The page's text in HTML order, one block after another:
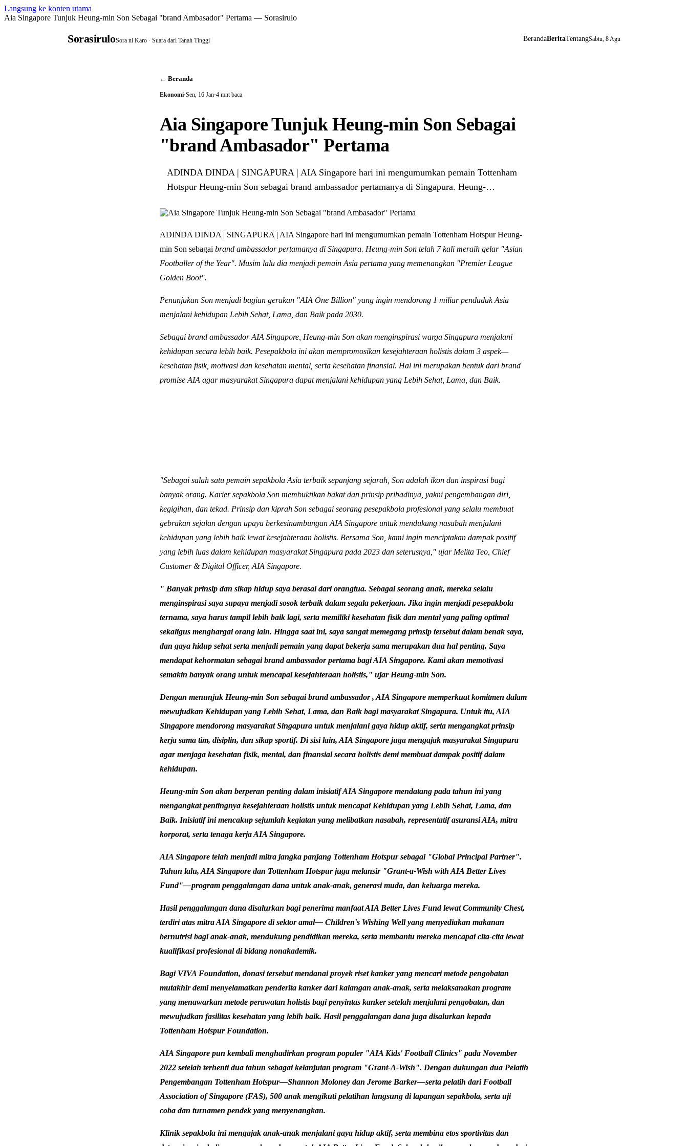
Langsung ke konten utama
Aia Singapore Tunjuk Heung-min Son Sebagai "brand Ambasador" Pertama — Sorasirulo
SorasiruloSora ni Karo · Suara dari Tanah Tinggi BerandaBeritaTentangSabtu, 8 Agu
← Beranda
Ekonomi·Sen, 16 Jan·4 mnt baca
Aia Singapore Tunjuk Heung-min Son Sebagai
"brand Ambasador" Pertama
ADINDA DINDA | SINGAPURA | AIA Singapore hari ini mengumumkan pemain Tottenham
Hotspur Heung-min Son sebagai brand ambassador pertamanya di Singapura. Heung-…
ADINDA DINDA | SINGAPURA | AIA Singapore hari ini mengumumkan pemain Tottenham Hotspur Heung-
min Son sebagai brand ambassador pertamanya di Singapura. Heung-min Son telah 7 kali meraih gelar "Asian
Footballer of the Year". Musim lalu dia menjadi pemain Asia pertama yang memenangkan "Premier League
Golden Boot".
Penunjukan Son menjadi bagian gerakan "AIA One Billion" yang ingin mendorong 1 miliar penduduk Asia
menjalani kehidupan Lebih Sehat, Lama, dan Baik pada 2030.
Sebagai brand ambassador AIA Singapore, Heung-min Son akan menginspirasi warga Singapura menjalani
kehidupan secara lebih baik. Pesepakbola ini akan mempromosikan kesejahteraan holistis dalam 3 aspek—
kesehatan fisik, motivasi dan kesehatan mental, serta kesehatan finansial. Hal ini merupakan bentuk dari brand
promise AIA agar masyarakat Singapura dapat menjalani kehidupan yang Lebih Sehat, Lama, dan Baik.
"Sebagai salah satu pemain sepakbola Asia terbaik sepanjang sejarah, Son adalah ikon dan inspirasi bagi
banyak orang. Karier sepakbola Son membuktikan bakat dan prinsip pribadinya, yakni pengembangan diri,
kegigihan, dan tekad. Prinsip dan kiprah Son sebagai seorang pesepakbola profesional yang selalu membuat
gebrakan sejalan dengan upaya berkesinambungan AIA Singapore untuk mendukung nasabah menjalani
kehidupan yang lebih baik lewat kesejahteraan holistis. Bersama Son, kami ingin menciptakan dampak positif
yang lebih luas dalam kehidupan masyarakat Singapura pada 2023 dan seterusnya," ujar Melita Teo, Chief
Customer & Digital Officer, AIA Singapore.
" Banyak prinsip dan sikap hidup saya berasal dari orangtua. Sebagai seorang anak, mereka selalu
menginspirasi saya supaya menjadi sosok terbaik dalam segala pekerjaan. Jika ingin menjadi pesepakbola
ternama, saya harus tampil lebih baik lagi, serta memiliki kesehatan fisik dan mental yang paling optimal
sekaligus menghargai orang lain. Hingga saat ini, saya sangat memegang prinsip tersebut dalam benak saya,
dan gaya hidup sehat serta menjadi pemain yang dapat bekerja sama merupakan dua hal penting. Saya
mendapat kehormatan sebagaibrand ambassador pertama bagi AIA Singapore. Kami akan memotivasi
semakin banyak orang untuk mencapai kesejahteraan holistis," ujar Heung-min Son.
Dengan menunjuk Heung-min Son sebagaibrand ambassador , AIA Singapore memperkuat komitmen dalam
mewujudkan Kehidupan yang Lebih Sehat, Lama, dan Baik bagi masyarakat Singapura. Untuk itu, AIA
Singapore mendorong masyarakat Singapura untuk menjalani gaya hidup aktif, serta mengangkat prinsip
kerja sama tim, disiplin, dan sikap sportif. Di sisi lain, AIA Singapore juga mengajak masyarakat Singapura
agar menjaga kesehatan fisik, mental, dan finansial secara holistis demi membuat dampak positif dalam
kehidupan.
Heung-min Son akan berperan penting dalam inisiatif AIA Singapore mendatang pada tahun ini yang
mengangkat pentingnya kesejahteraan holistis untuk mencapai Kehidupan yang Lebih Sehat, Lama, dan
Baik. Inisiatif ini mencakup sejumlah kegiatan yang melibatkan nasabah, representatif asuransi AIA, mitra
korporat, serta tenaga kerja AIA Singapore.
AIA Singapore telah menjadi mitra jangka panjang Tottenham Hotspur sebagai "Global Principal Partner".
Tahun lalu, AIA Singapore dan Tottenham Hotspur juga melansir "Grant-a-Wish with AIA Better Lives
Fund"—program penggalangan dana untuk anak-anak, generasi muda, dan keluarga mereka.
Hasil penggalangan dana disalurkan bagi penerima manfaat AIA Better Lives Fund lewat Community Chest,
terdiri atas mitra AIA Singapore di sektor amal— Children's Wishing Well yang menyediakan makanan
bernutrisi bagi anak-anak, mendukung pendidikan mereka, serta membantu mereka mencapai cita-cita lewat
kualifikasi profesional di bidang nonakademik.
Bagi VIVA Foundation, donasi tersebut mendanai proyek riset kanker yang mencari metode pengobatan
mutakhir demi menyelamatkan penderita kanker dari kalangan anak-anak, serta melaksanakan program
yang menawarkan metode perawatan holistis bagi penyintas kanker setelah menjalani pengobatan, dan
mewujudkan fasilitas kesehatan yang lebih baik. Hasil penggalangan dana juga disalurkan kepada
Tottenham Hotspur Foundation.
AIA Singapore pun kembali menghadirkan program populer "AIA Kids' Football Clinics" pada November
2022 setelah terhenti dua tahun sebagai kelanjutan program "Grant-A-Wish". Dengan dukungan dua Pelatih
Pengembangan Tottenham Hotspur—Shannon Moloney dan Jerome Barker—serta pelatih dari Football
Association of Singapore (FAS), 500 anak mengikuti pelatihan langsung di lapangan sepakbola, serta uji
coba dan turnamen pendek yang menyenangkan.
Klinik sepakbola ini mengajak anak-anak menjalani gaya hidup aktif, serta membina etos sportivitas dan